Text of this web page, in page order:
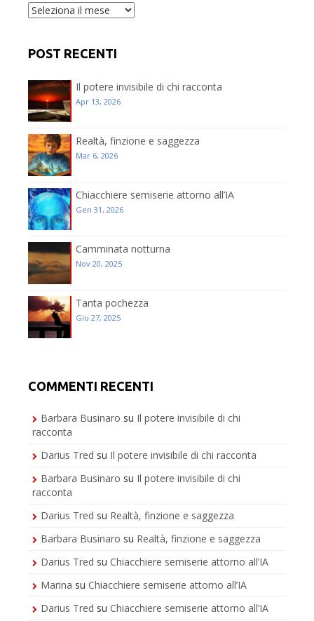
Archivio
post
POST RECENTI
Il potere invisibile di chi racconta
Apr 13, 2026
Realtà, finzione e saggezza
Mar 6, 2026
Chiacchiere semiserie attorno all’IA
Gen 31, 2026
Camminata notturna
Nov 20, 2025
Tanta pochezza
Giu 27, 2025
COMMENTI RECENTI
Barbara Businaro su Il potere invisibile di chi
racconta
Darius Tred su Il potere invisibile di chi racconta
Barbara Businaro su Il potere invisibile di chi
racconta
Darius Tred su Realtà, finzione e saggezza
Barbara Businaro su Realtà, finzione e saggezza
Darius Tred su Chiacchiere semiserie attorno all’IA
Marina su Chiacchiere semiserie attorno all’IA
Darius Tred su Chiacchiere semiserie attorno all’IA